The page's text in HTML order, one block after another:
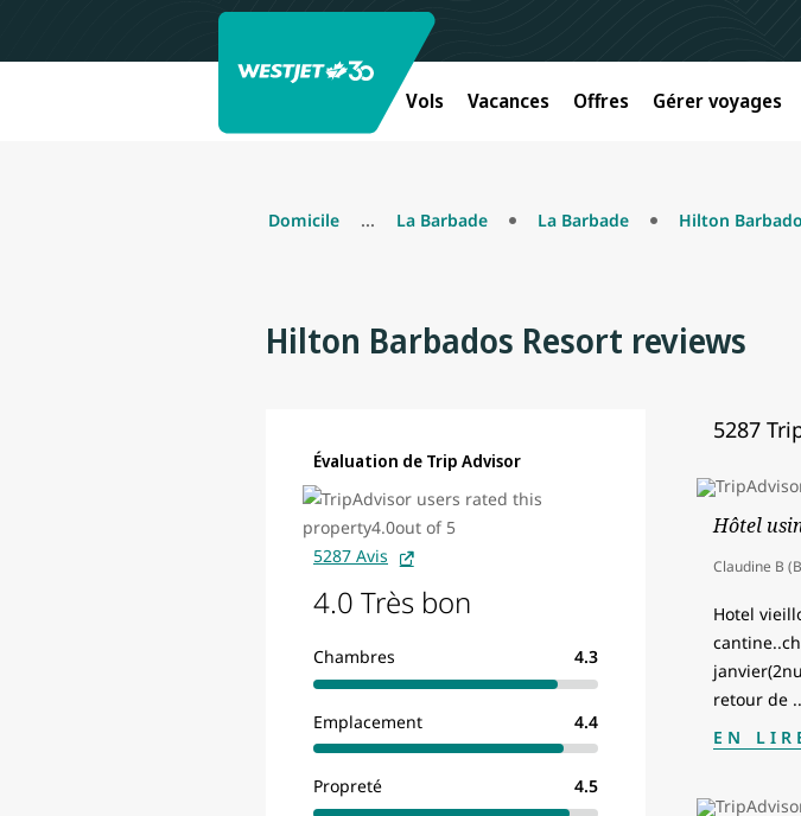
Vols Vacances Offres Gérer voyages
Domicile ... La Barbade La Barbade Hilton
Hilton Barbados Resort reviews
Évaluation de Trip Advisor
5287 Avis
4.0 Très bon
Chambres 4.3
Emplacement 4.4
Propreté 4.5
5287
Hôtel
Claudine B
Hotel
retour de
EN